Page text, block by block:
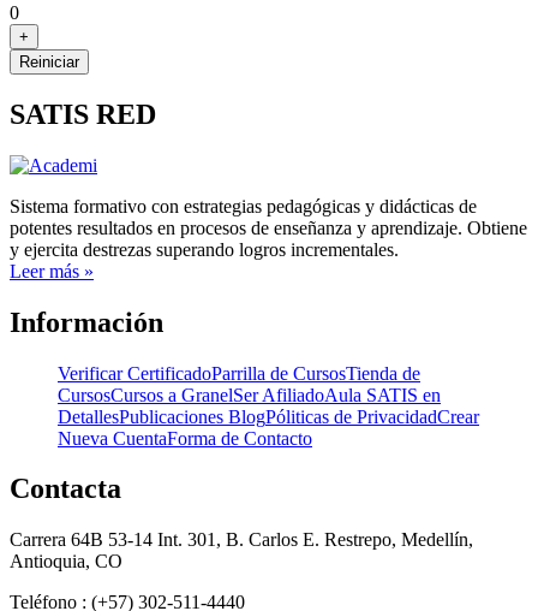
0
+
Reiniciar
SATIS RED
Sistema formativo con estrategias pedagógicas y didácticas de
potentes resultados en procesos de enseñanza y aprendizaje. Obtiene
y ejercita destrezas superando logros incrementales.
Leer más »
Información
Verificar CertificadoParrilla de CursosTienda de
CursosCursos a GranelSer AfiliadoAula SATIS en
DetallesPublicaciones BlogPóliticas de PrivacidadCrear
Nueva CuentaForma de Contacto
Contacta
Carrera 64B 53-14 Int. 301, B. Carlos E. Restrepo, Medellín,
Antioquia, CO
Teléfono : (+57) 302-511-4440